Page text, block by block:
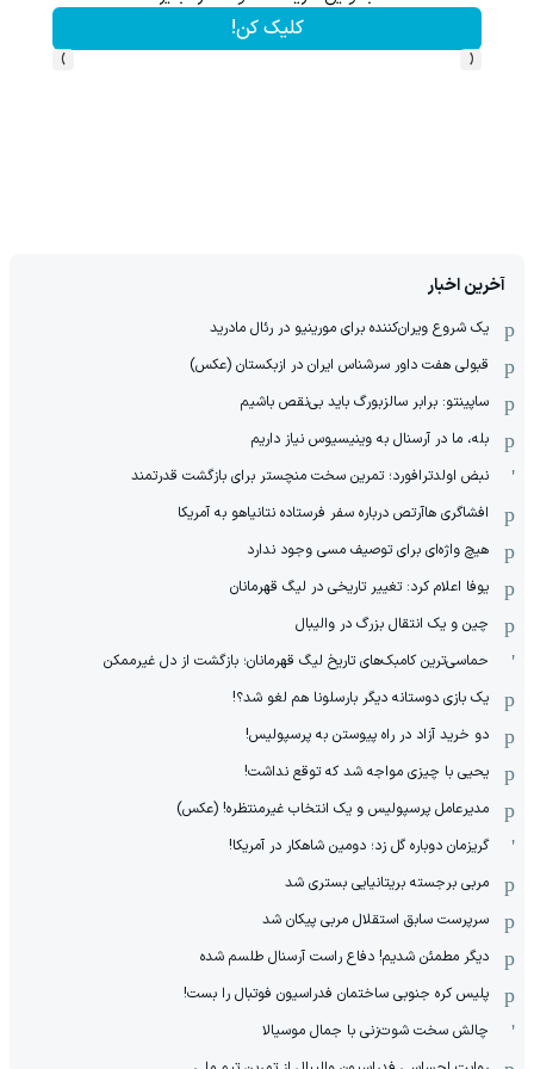
کلیک کن!
‹
›
آخرین اخبار
یک شروع ویران‌کننده برای مورینیو در رئال مادرید
قبولی هفت داور سرشناس ایران در ازبکستان (عکس)
ساپینتو: برابر سالزبورگ باید بی‌نقص باشیم
بله، ما در آرسنال به وینیسیوس نیاز داریم
نبض اولدترافورد؛ تمرین سخت منچستر برای بازگشت قدرتمند
افشاگری هاآرتص درباره سفر فرستاده نتانیاهو به آمریکا
هیچ واژه‌ای برای توصیف مسی وجود ندارد
یوفا اعلام کرد: تغییر تاریخی در لیگ قهرمانان
چین و یک انتقال بزرگ در والیبال
حماسی‌ترین کامبک‌های تاریخ لیگ قهرمانان؛ بازگشت از دل غیرممکن
یک بازی دوستانه دیگر بارسلونا هم لغو شد؟!
دو خرید آزاد در راه پیوستن به پرسپولیس!
یحیی با چیزی مواجه شد که توقع نداشت!
مدیرعامل پرسپولیس و یک انتخاب غیرمنتظره! (عکس)
گریزمان دوباره گل زد؛ دومین شاهکار در آمریکا!
مربی برجسته بریتانیایی بستری شد
سرپرست سابق استقلال مربی پیکان شد
دیگر مطمئن شدیم! دفاع راست آرسنال طلسم شده
پلیس کره ‌جنوبی ساختمان فدراسیون فوتبال را بست!
چالش سخت شوت‌زنی با جمال موسیالا